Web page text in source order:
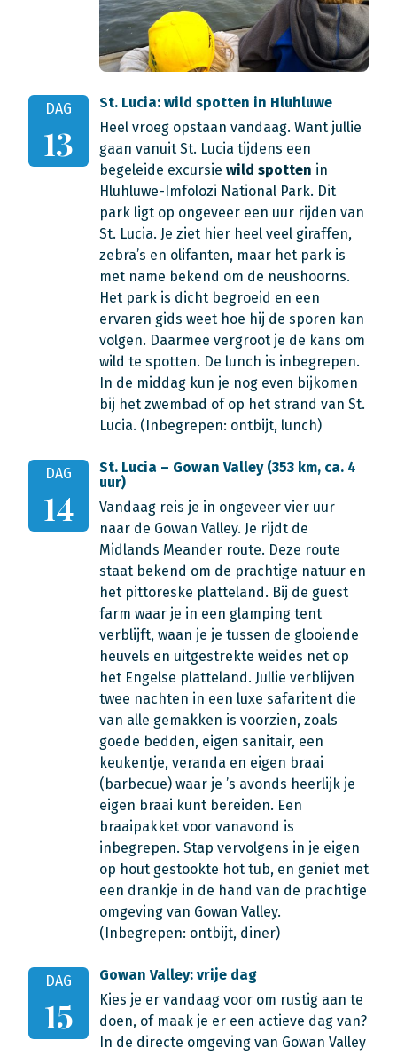
DAG
13
St. Lucia: wild spotten in Hluhluwe
Heel vroeg opstaan vandaag. Want jullie
gaan vanuit St. Lucia tijdens een
begeleide excursie wild spotten in
Hluhluwe-Imfolozi National Park. Dit
park ligt op ongeveer een uur rijden van
St. Lucia. Je ziet hier heel veel giraffen,
zebra’s en olifanten, maar het park is
met name bekend om de neushoorns.
Het park is dicht begroeid en een
ervaren gids weet hoe hij de sporen kan
volgen. Daarmee vergroot je de kans om
wild te spotten. De lunch is inbegrepen.
In de middag kun je nog even bijkomen
bij het zwembad of op het strand van St.
Lucia. (Inbegrepen: ontbijt, lunch)
DAG
14
St. Lucia – Gowan Valley (353 km, ca. 4
uur)
Vandaag reis je in ongeveer vier uur
naar de Gowan Valley. Je rijdt de
Midlands Meander route. Deze route
staat bekend om de prachtige natuur en
het pittoreske platteland. Bij de guest
farm waar je in een glamping tent
verblijft, waan je je tussen de glooiende
heuvels en uitgestrekte weides net op
het Engelse platteland. Jullie verblijven
twee nachten in een luxe safaritent die
van alle gemakken is voorzien, zoals
goede bedden, eigen sanitair, een
keukentje, veranda en eigen braai
(barbecue) waar je ’s avonds heerlijk je
eigen braai kunt bereiden. Een
braaipakket voor vanavond is
inbegrepen. Stap vervolgens in je eigen
op hout gestookte hot tub, en geniet met
een drankje in de hand van de prachtige
omgeving van Gowan Valley.
(Inbegrepen: ontbijt, diner)
DAG
15
Gowan Valley: vrije dag
Kies je er vandaag voor om rustig aan te
doen, of maak je er een actieve dag van?
In de directe omgeving van Gowan Valley